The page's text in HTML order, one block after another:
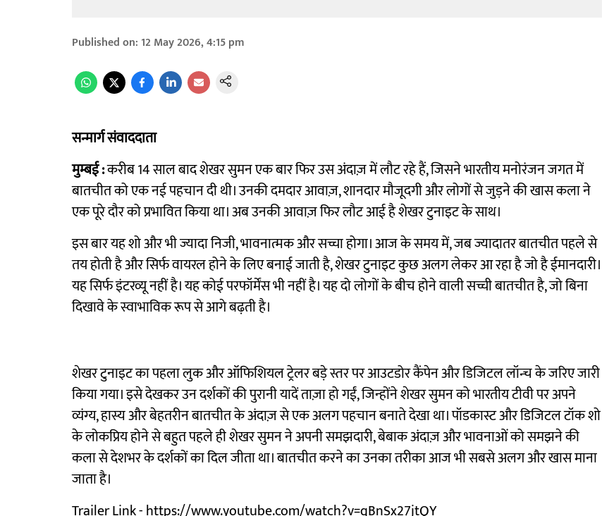
Published on: 12 May 2026, 4:15 pm
सन्मार्ग संवाददाता
मुम्बई :करीब 14 साल बाद शेखर सुमन एक बार फिर उस अंदाज़ में लौट रहे हैं, जिसने भारतीय मनोरंजन जगत में
बातचीत को एक नई पहचान दी थी। उनकी दमदार आवाज़, शानदार मौजूदगी और लोगों से जुड़ने की खास कला ने
एक पूरे दौर को प्रभावित किया था। अब उनकी आवाज़ फिर लौट आई है शेखर टुनाइट के साथ।
इस बार यह शो और भी ज्यादा निजी, भावनात्मक और सच्चा होगा। आज के समय में, जब ज्यादातर बातचीत पहले से
तय होती है और सिर्फ वायरल होने के लिए बनाई जाती है, शेखर टुनाइट कुछ अलग लेकर आ रहा है जो है ईमानदारी।
यह सिर्फ इंटरव्यू नहीं है। यह कोई परफॉर्मेंस भी नहीं है। यह दो लोगों के बीच होने वाली सच्ची बातचीत है, जो बिना
दिखावे के स्वाभाविक रूप से आगे बढ़ती है।
शेखर टुनाइट का पहला लुक और ऑफिशियल ट्रेलर बड़े स्तर पर आउटडोर कैंपेन और डिजिटल लॉन्च के जरिए जारी
किया गया। इसे देखकर उन दर्शकों की पुरानी यादें ताज़ा हो गईं, जिन्होंने शेखर सुमन को भारतीय टीवी पर अपने
व्यंग्य, हास्य और बेहतरीन बातचीत के अंदाज़ से एक अलग पहचान बनाते देखा था। पॉडकास्ट और डिजिटल टॉक शो
के लोकप्रिय होने से बहुत पहले ही शेखर सुमन ने अपनी समझदारी, बेबाक अंदाज़ और भावनाओं को समझने की
कला से देशभर के दर्शकों का दिल जीता था। बातचीत करने का उनका तरीका आज भी सबसे अलग और खास माना
जाता है।
Trailer Link - https://www.youtube.com/watch?v=qBnSx27jtQY